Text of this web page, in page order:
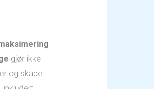
gjør ikke
og skape